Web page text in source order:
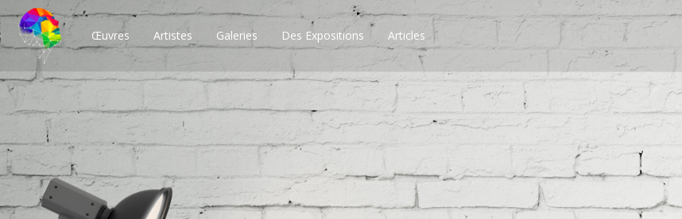
Œuvres Artistes Galeries Des Expositions Articles